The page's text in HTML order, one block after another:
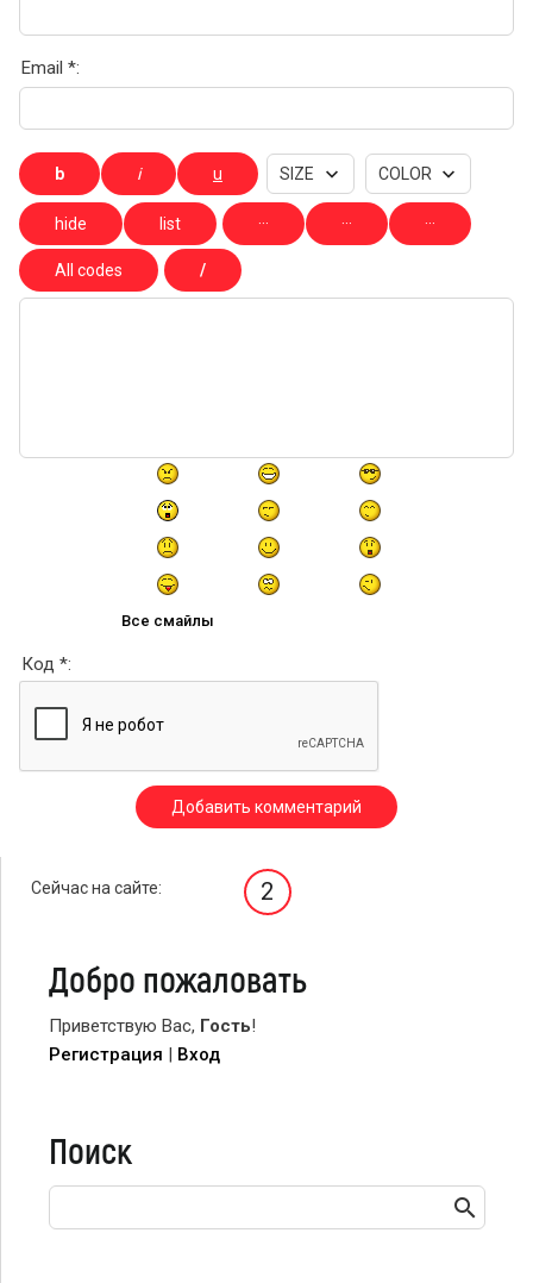
Email *:
Все смайлы
Код *:
Сейчас на сайте: 2
Добро пожаловать
Приветствую Вас, Гость!
Регистрация | Вход
Поиск